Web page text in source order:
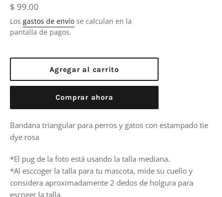
Precio
habitual
$ 99.00
Los gastos de envío se calculan en la
pantalla de pagos.
Agregar al carrito
Comprar ahora
Bandana triangular para perros y gatos con estampado tie
dye rosa
*El pug de la foto está usando la talla mediana.
*Al esccoger la talla para tu mascota, mide su cuello y
considera aproximadamente 2 dedos de holgura para
escoger la talla.